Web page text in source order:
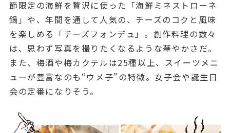
節限定の海鮮を贅沢に使った「海鮮ミネストローネ
鍋」や、年間を通して人気の、チーズのコクと風味
を楽しめる「チーズフォンデュ」。創作料理の数々
は、思わず写真を撮りたくなるような華やかさだ。
また、梅酒や梅カクテルは25種以上、スイーツメニ
ューが豊富なのも“ウメ子”の特徴。女子会や誕生日
会の定番になりそう。